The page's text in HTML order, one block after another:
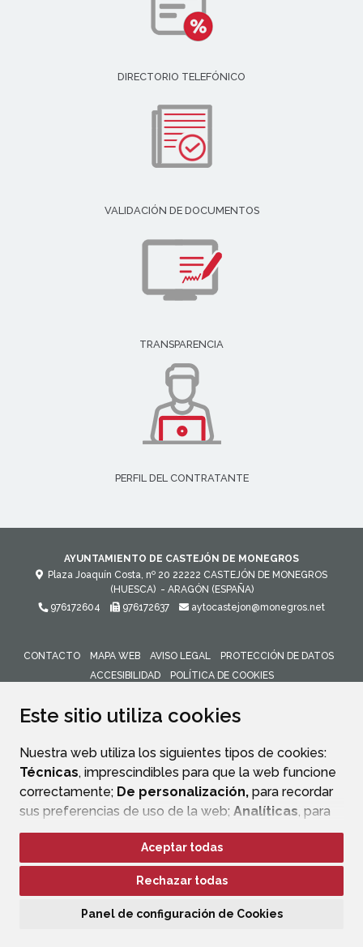
Este sitio utiliza cookies
Nuestra web utiliza los siguientes tipos de cookies:
Técnicas, imprescindibles para que la web funcione
correctamente; De personalización, para recordar
sus preferencias de uso de la web; Analíticas, para
mejorar el funcionamiento de la web y sus servicios.
Si acepta pulsando el botón“Aceptar todas”
consideramos que acepta su uso. Si pulsa el botón
ninguna acción, se guardarán las cookies técnicas
Aceptar todas
Rechazar todas
Panel de configuración de Cookies
DIRECTORIO TELEFÓNICO
VALIDACIÓN DE DOCUMENTOS
TRANSPARENCIA
PERFIL DEL CONTRATANTE
AYUNTAMIENTO DE CASTEJÓN DE MONEGROS
Plaza Joaquín Costa, nº 20 22222 CASTEJÓN DE MONEGROS
(HUESCA) - ARAGÓN (ESPAÑA)
976172604
976172637 aytocastejon@monegros.net
CONTACTO MAPA WEB AVISO LEGAL
PROTECCIÓN DE DATOS
ACCESIBILIDAD
POLÍTICA DE COOKIES